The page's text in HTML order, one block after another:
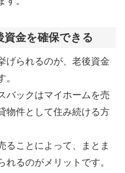
資金を確保できる
げられるのが、老後資金
バックはマイホームを売
物件として住み続ける方
ることによって、まとま
れるのがメリットです。